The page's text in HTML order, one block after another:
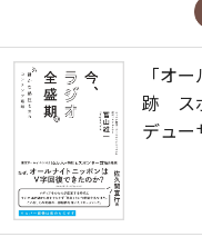
「オ
跡 ス
デュー